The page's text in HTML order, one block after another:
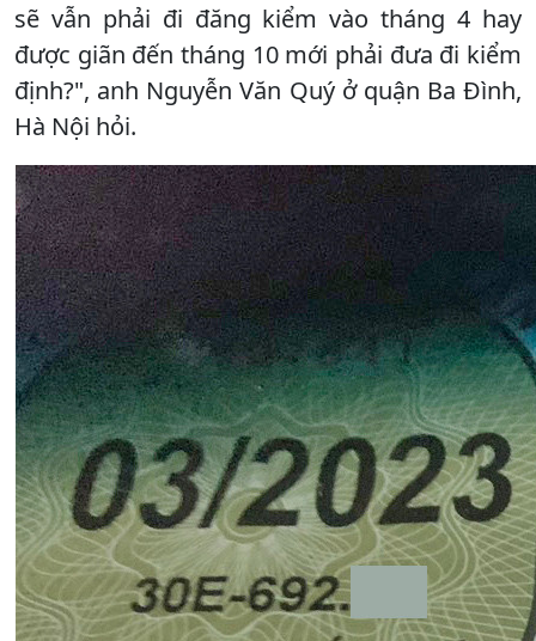
sẽ vẫn phải đi đăng kiểm vào tháng 4 hay
được giãn đến tháng 10 mới phải đưa đi kiểm
định?", anh Nguyễn Văn Quý ở quận Ba Đình,
Hà Nội hỏi.